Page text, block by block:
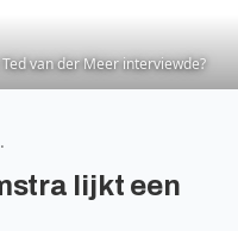
van der Meer interviewde?
lijkt een